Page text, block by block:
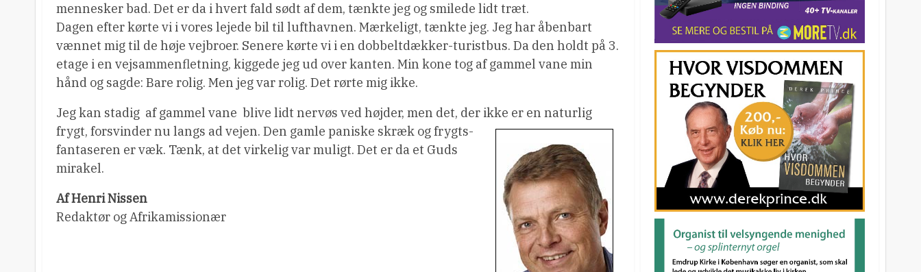
mennesker bad. Det er da i hvert fald sødt af dem, tænkte jeg og smilede lidt træt.
Dagen efter kørte vi i vores lejede bil til lufthavnen. Mærkeligt, tænkte jeg. Jeg har åbenbart
vænnet mig til de høje vejbroer. Senere kørte vi i en dobbeltdækker-turistbus. Da den holdt på 3.
etage i en vejsammenfletning, kiggede jeg ud over kanten. Min kone tog af gammel vane min
hånd og sagde: Bare rolig. Men jeg var rolig. Det rørte mig ikke.
Jeg kan stadig  af gammel vane  blive lidt nervøs ved højder, men det, der ikke er en naturlig
frygt, forsvinder nu langs ad vejen. Den gamle paniske skræk og frygts-
fantaseren er væk. Tænk, at det virkelig var muligt. Det er da et Guds
mirakel.
Af Henri Nissen
Redaktør og Afrikamissionær